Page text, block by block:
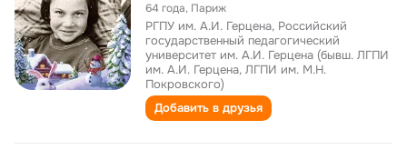
64 года, Париж
РГПУ им. А.И. Герцена, Российский
государственный педагогический
университет им. А.И. Герцена (бывш. ЛГПИ
им. А.И. Герцена, ЛГПИ им. М.Н.
Покровского)
Добавить в друзья